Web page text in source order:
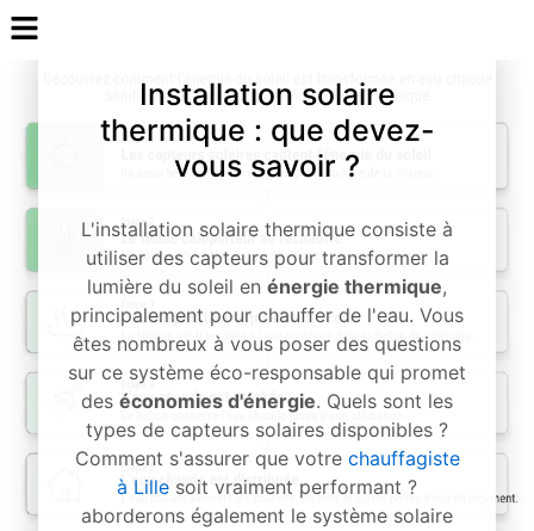
Installation solaire
thermique : que devez-
vous savoir ?
L'installation solaire thermique consiste à
utiliser des capteurs pour transformer la
lumière du soleil en énergie thermique,
principalement pour chauffer de l'eau. Vous
êtes nombreux à vous poser des questions
sur ce système éco-responsable qui promet
des économies d'énergie. Quels sont les
types de capteurs solaires disponibles ?
Comment s'assurer que votre chauffagiste
à Lille soit vraiment performant ?
aborderons également le système solaire